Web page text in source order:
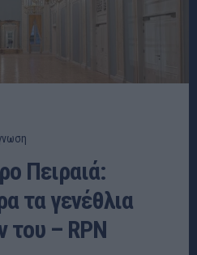
Πειραιά:
τα γενέθλια
του – RPN